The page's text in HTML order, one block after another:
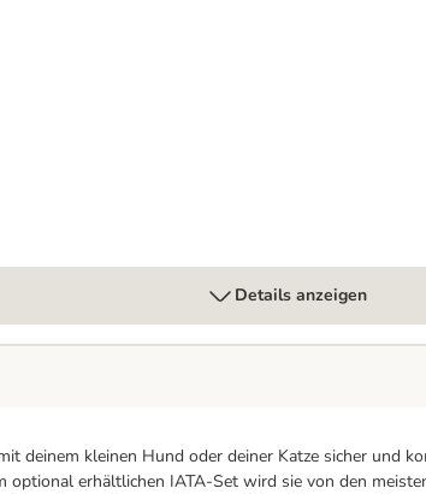
Details anzeigen
deinem kleinen Hund oder deiner Katze sicher und
erhältlichen IATA-Set wird sie von den